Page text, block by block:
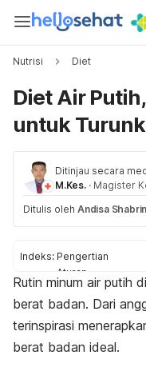
Nutrisi Diet
Diet Air
untuk
Ditinjau secara
M.Kes. · Magister
Ditulis oleh Andisa
Indeks: Pengertian
Aturan
Apakah aman?
Larangan
Rutin minum air putih
berat badan. Dari
terinspirasi
berat badan ideal.